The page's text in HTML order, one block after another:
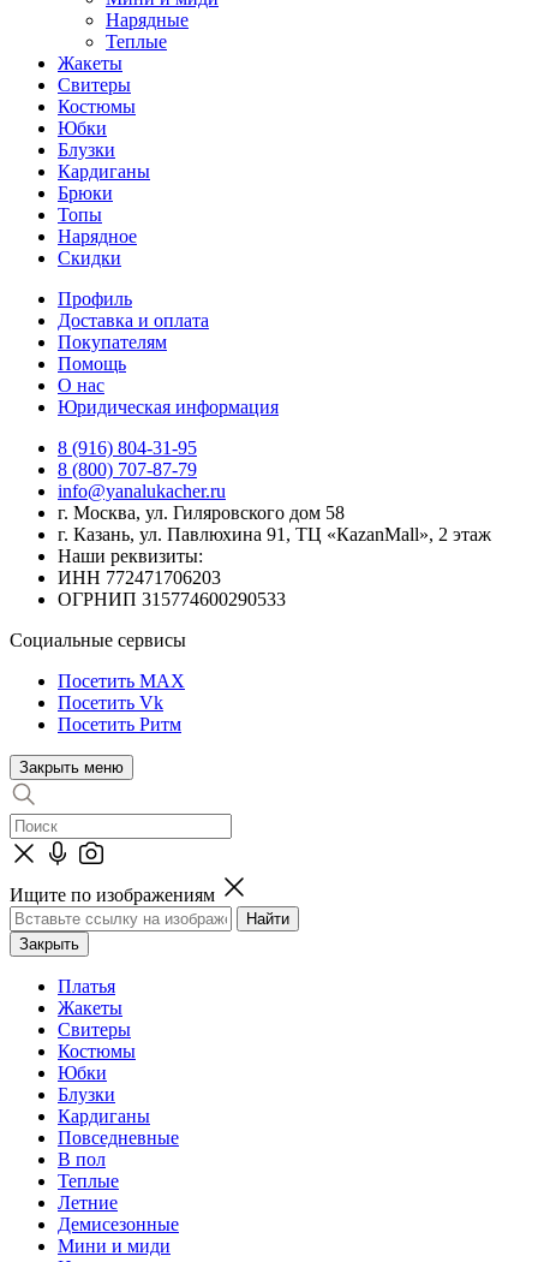
Нарядные
Теплые
Жакеты
Свитеры
Костюмы
Юбки
Блузки
Кардиганы
Брюки
Топы
Нарядное
Скидки
Профиль
Доставка и оплата
Покупателям
Помощь
О нас
Юридическая информация
8 (916) 804-31-95
8 (800) 707-87-79
info@yanalukacher.ru
г. Москва, ул. Гиляровского дом 58
г. Казань, ул. Павлюхина 91, ТЦ «КazanMall», 2 этаж
Наши реквизиты:
ИНН 772471706203
ОГРНИП 315774600290533
Социальные сервисы
Посетить MAX
Посетить Vk
Посетить Ритм
Закрыть меню
Ищите по изображениям
Закрыть
Платья
Жакеты
Свитеры
Костюмы
Юбки
Блузки
Кардиганы
Повседневные
В пол
Теплые
Летние
Демисезонные
Мини и миди